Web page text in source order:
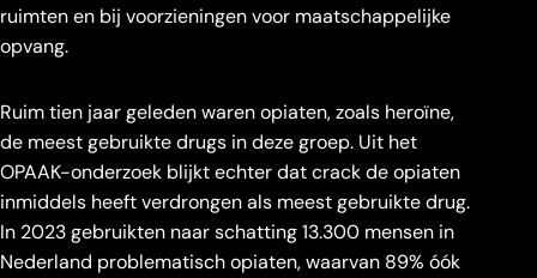
ruimten en bij voorzieningen voor maatschappelijke
opvang.
Ruim tien jaar geleden waren opiaten, zoals heroïne,
de meest gebruikte drugs in deze groep. Uit het
OPAAK-onderzoek blijkt echter dat crack de opiaten
inmiddels heeft verdrongen als meest gebruikte drug.
In 2023 gebruikten naar schatting 13.300 mensen in
Nederland problematisch opiaten, waarvan 89% óók